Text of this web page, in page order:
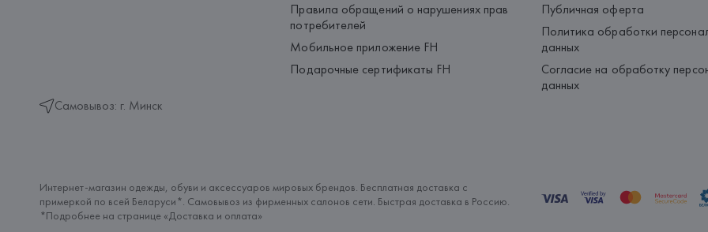
Самовывоз: г. Минск
Правила обращений о нарушениях прав
потребителей
Мобильное приложение FH
Подарочные сертификаты FH
Публичная оферта
Политика обработки
данных
Согласие на обработку
данных
Интернет-магазин одежды, обуви и аксессуаров мировых брендов. Бесплатная доставка с
примеркой по всей Беларуси*. Самовывоз из фирменных салонов сети. Быстрая доставка в Россию.
*Подробнее на странице «Доставка и оплата»